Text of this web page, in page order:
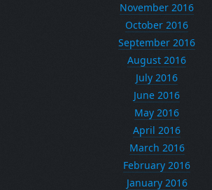
November 2016
October 2016
September 2016
August 2016
July 2016
June 2016
May 2016
April 2016
March 2016
February 2016
January 2016